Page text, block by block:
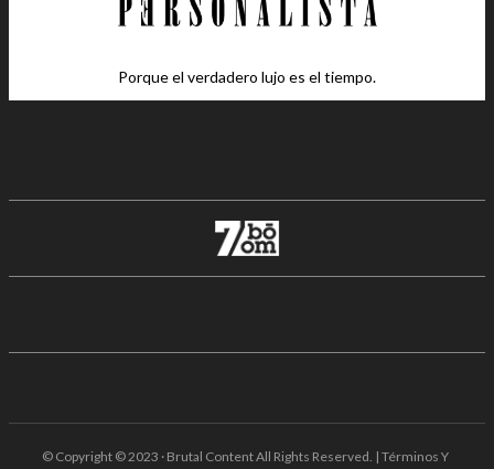
Porque el verdadero lujo es el tiempo.
© Copyright © 2023 · Brutal Content All Rights Reserved. | Términos Y